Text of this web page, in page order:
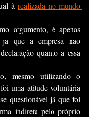
à realizada no mundo
argumento, é apenas
já que a empresa não
quanto a essa
uma atitude voluntária
questionável já que foi
indireta pelo próprio